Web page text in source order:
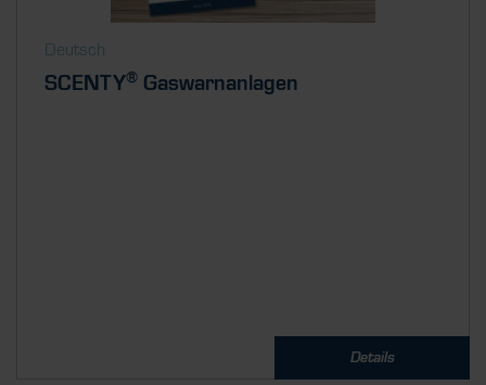
Deutsch
SCENTY® Gaswarnanlagen
Details